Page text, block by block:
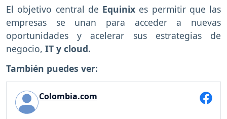
El objetivo central de Equinix es permitir que las
empresas se unan para acceder a nuevas
oportunidades y acelerar sus estrategias de
negocio, IT y cloud.
También puedes ver:
Colombia.com